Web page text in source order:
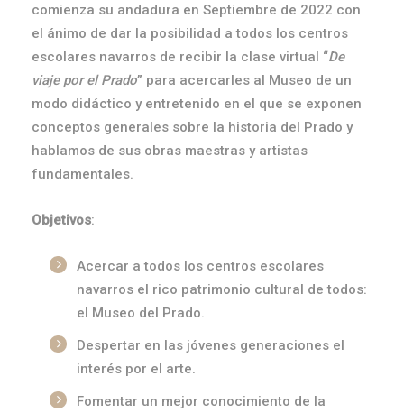
comienza su andadura en Septiembre de 2022 con
el ánimo de dar la posibilidad a todos los centros
escolares navarros de recibir la clase virtual “De
viaje por el Prado” para acercarles al Museo de un
modo didáctico y entretenido en el que se exponen
conceptos generales sobre la historia del Prado y
hablamos de sus obras maestras y artistas
fundamentales.
Objetivos:
Acercar a todos los centros escolares
navarros el rico patrimonio cultural de todos:
el Museo del Prado.
Despertar en las jóvenes generaciones el
interés por el arte.
Fomentar un mejor conocimiento de la